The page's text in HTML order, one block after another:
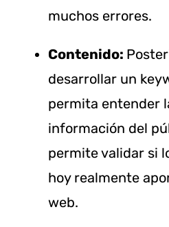
muchos errores.
Contenido:
desarrollar un
permita entender
información del
permite validar si
hoy realmente
web.